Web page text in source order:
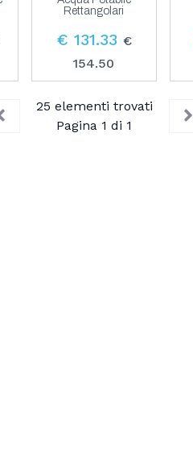
Rettangolari
€ 131.33 €
154.50
25 elementi trovati
Pagina 1 di 1